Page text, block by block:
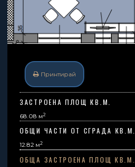
Принтирай
ЗАСТРОЕНА ПЛОЩ КВ.М.
68.08 м2
ОБЩИ ЧАСТИ ОТ СГРАДА КВ.М.
12.82 м2
ОБЩА ЗАСТРОЕНА ПЛОЩ КВ.М.